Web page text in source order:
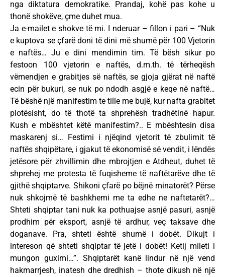
nga diktatura demokratike. Prandaj, kohë pas kohe u
thonë shokëve, çme duhet mua.
Ja e-mailet e shokve të mi. I nderuar – fillon i pari – “Nuk
e kuptova se çfarë doni të dini më shumë për 100 Vjetorin
e naftës… Ju e dini mendimin tim. Të bësh sikur po
festoon 100 vjetorin e naftës, d.m.th. të tërheqësh
vëmendjen e grabitjes së naftës, se gjoja gjërat në naftë
ecin për bukuri, se nuk po ndodh asgjë e keqe në naftë…
Të bëshë një manifestim te tille me bujë, kur nafta grabitet
plotësisht, do të thotë ta shprehësh tradhëtinë hapur.
Kush e mbështet këtë manifestim?.. E mbështesin disa
maskarenj si… Festimi i njëqind vjetorit të zbulimit të
naftës shqipëtare, i gjakut të ekonomisë së vendit, i lëndës
jetësore për zhvillimin dhe mbrojtjen e Atdheut, duhet të
shprehej me protesta të fuqisheme të naftëtarëve dhe të
gjithë shqiptarve. Shikoni çfarë po bëjnë minatorët? Përse
nuk shkojmë të bashkhemi me ta edhe ne naftetarët?…
Shteti shqiptar tani nuk ka pothuajse asnjë pasuri, asnjë
prodhim për eksport, asnjë të ardhur, veç taksave dhe
doganave. Pra, shteti është shumë i dobët. Dikujt i
intereson që shteti shqiptar të jetë i dobët! Ketij mileti i
mungon guximi…”. Shqiptarët kanë lindur në një vend
hakmarrjesh, inatesh dhe dredhish – thote dikush në një